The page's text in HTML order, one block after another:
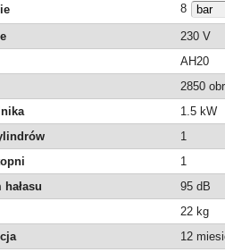
8
230 V
AH20
2850
1.5 kW
1
1
95 dB
22 kg
12